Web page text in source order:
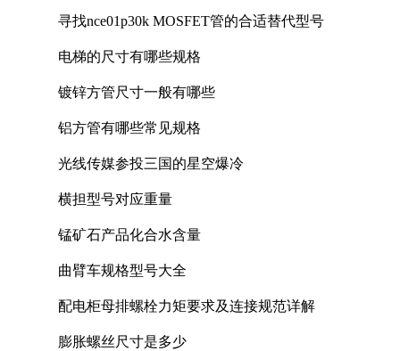
寻找nce01p30k MOSFET管的合适替代型号
电梯的尺寸有哪些规格
镀锌方管尺寸一般有哪些
铝方管有哪些常见规格
光线传媒参投三国的星空爆冷
横担型号对应重量
锰矿石产品化合水含量
曲臂车规格型号大全
配电柜母排螺栓力矩要求及连接规范详解
膨胀螺丝尺寸是多少